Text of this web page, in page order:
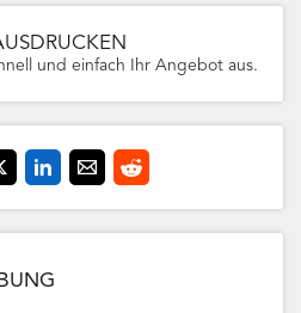
und einfach Ihr Angebot aus.